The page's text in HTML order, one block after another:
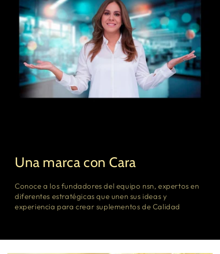
Una marca con Cara
Conoce a los fundadores del equipo nsn, expertos en
diferentes estratégicas que unen sus ideas y
experiencia para crear suplementos de Calidad